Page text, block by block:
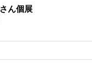
ん個展